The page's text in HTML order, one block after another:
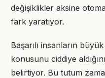
değişiklikler aksine
fark yaratıyor.
Başarılı insanların
konusunu ciddiye
belirtiyor. Bu tutum